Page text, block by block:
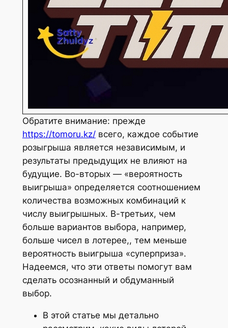
Обратите внимание: прежде
https://tomoru.kz/всего, каждое событие
розыгрыша является независимым, и
результаты предыдущих не влияют на
будущие. Во-вторых — «вероятность
выигрыша» определяется соотношением
количества возможных комбинаций к
числу выигрышных. В-третьих, чем
больше вариантов выбора, например,
больше чисел в лотерее,, тем меньше
вероятность выигрыша «суперприза».
Надеемся, что эти ответы помогут вам
сделать осознанный и обдуманный
выбор.
В этой статье мы детально